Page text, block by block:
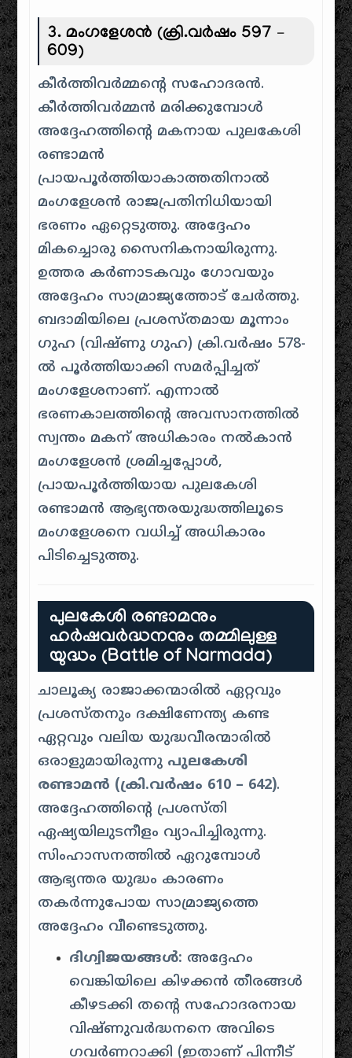
3. മംഗളേശൻ (ക്രി.വർഷം 597 –
609)
കീർത്തിവർമ്മന്റെ സഹോദരൻ.
കീർത്തിവർമ്മൻ മരിക്കുമ്പോൾ
അദ്ദേഹത്തിന്റെ മകനായ പുലകേശി
രണ്ടാമൻ
പ്രായപൂർത്തിയാകാത്തതിനാൽ
മംഗളേശൻ രാജപ്രതിനിധിയായി
ഭരണം ഏറ്റെടുത്തു. അദ്ദേഹം
മികച്ചൊരു സൈനികനായിരുന്നു.
ഉത്തര കർണാടകവും ഗോവയും
അദ്ദേഹം സാമ്രാജ്യത്തോട് ചേർത്തു.
ബദാമിയിലെ പ്രശസ്തമായ മൂന്നാം
ഗുഹ (വിഷ്ണു ഗുഹ) ക്രി.വർഷം 578-
ൽ പൂർത്തിയാക്കി സമർപ്പിച്ചത്
മംഗളേശനാണ്. എന്നാൽ
ഭരണകാലത്തിന്റെ അവസാനത്തിൽ
സ്വന്തം മകന് അധികാരം നൽകാൻ
മംഗളേശൻ ശ്രമിച്ചപ്പോൾ,
പ്രായപൂർത്തിയായ പുലകേശി
രണ്ടാമൻ ആഭ്യന്തരയുദ്ധത്തിലൂടെ
മംഗളേശനെ വധിച്ച് അധികാരം
പിടിച്ചെടുത്തു.
പുലകേശി രണ്ടാമനും
ഹർഷവർദ്ധനനും തമ്മിലുള്ള
യുദ്ധം (Battle of Narmada)
ചാലൂക്യ രാജാക്കന്മാരിൽ ഏറ്റവും
പ്രശസ്തനും ദക്ഷിണേന്ത്യ കണ്ട
ഏറ്റവും വലിയ യുദ്ധവീരന്മാരിൽ
ഒരാളുമായിരുന്നു പുലകേശി
രണ്ടാമൻ (ക്രി.വർഷം 610 – 642).
അദ്ദേഹത്തിന്റെ പ്രശസ്തി
ഏഷ്യയിലുടനീളം വ്യാപിച്ചിരുന്നു.
സിംഹാസനത്തിൽ ഏറുമ്പോൾ
ആഭ്യന്തര യുദ്ധം കാരണം
തകർന്നുപോയ സാമ്രാജ്യത്തെ
അദ്ദേഹം വീണ്ടെടുത്തു.
ദിഗ്വിജയങ്ങൾ: അദ്ദേഹം
വെങ്കിയിലെ കിഴക്കൻ തീരങ്ങൾ
കീഴടക്കി തന്റെ സഹോദരനായ
വിഷ്ണുവർദ്ധനനെ അവിടെ
ഗവർണറാക്കി (ഇതാണ് പിന്നീട്